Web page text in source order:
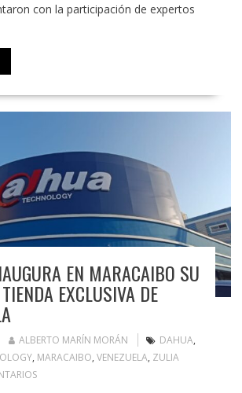
con la participación de expertos
EN MARACAIBO SU
EXCLUSIVA DE
ALBERTO MARÍN MORÁN DAHUA,
, MARACAIBO, VENEZUELA, ZULIA